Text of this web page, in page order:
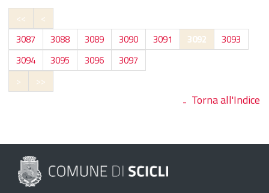
<<
<
3087
3088 3089 3090 3091 3092
3093
3094
3095 3096
3097
>
>>
Torna all'Indice